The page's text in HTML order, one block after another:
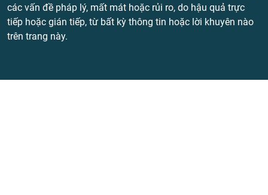
các vấn đề pháp lý, mất mát hoặc rủi ro, do hậu quả trực
tiếp hoặc gián tiếp, từ bất kỳ thông tin hoặc lời khuyên nào
trên trang này.